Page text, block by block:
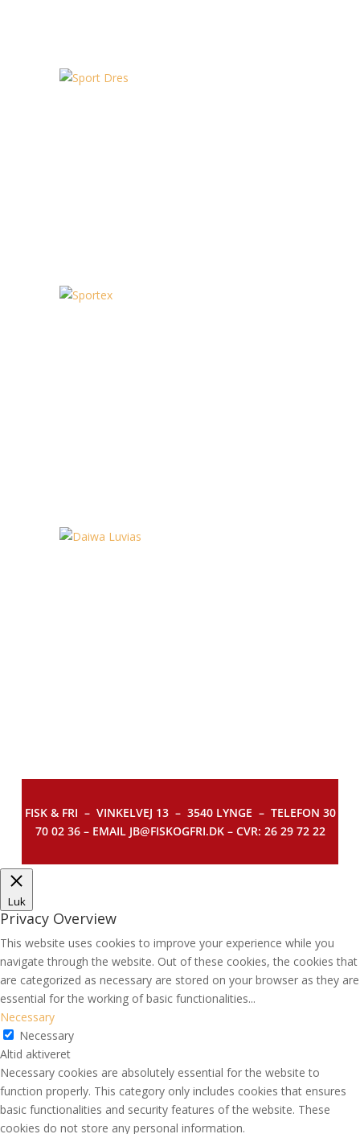
FISK & FRI – VINKELVEJ 13 – 3540 LYNGE – TELEFON 30
70 02 36 – EMAIL JB@FISKOGFRI.DK – CVR: 26 29 72 22
Luk
Privacy Overview
This website uses cookies to improve your experience while you
navigate through the website. Out of these cookies, the cookies that
are categorized as necessary are stored on your browser as they are
essential for the working of basic functionalities...
Necessary
Necessary
Altid aktiveret
Necessary cookies are absolutely essential for the website to
function properly. This category only includes cookies that ensures
basic functionalities and security features of the website. These
cookies do not store any personal information.